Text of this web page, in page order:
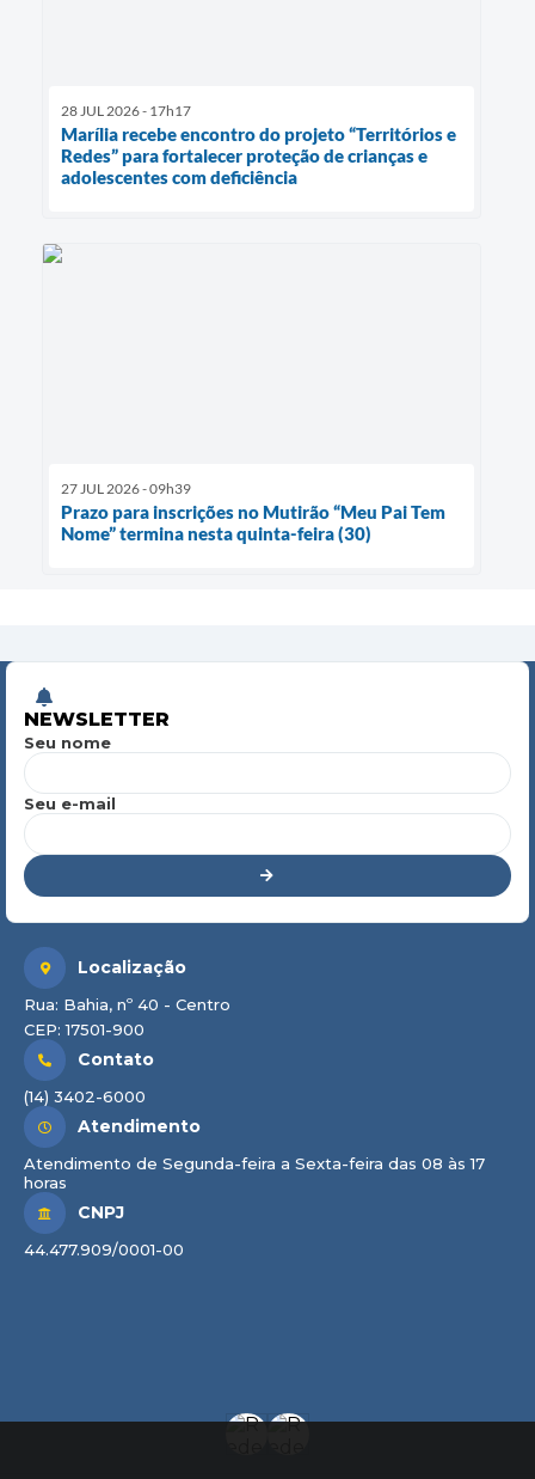
28 JUL 2026 - 17h17
Marília recebe encontro do projeto “Territórios e
Redes” para fortalecer proteção de crianças e
adolescentes com deficiência
27 JUL 2026 - 09h39
Prazo para inscrições no Mutirão “Meu Pai Tem
Nome” termina nesta quinta-feira (30)
NEWSLETTER
Seu nome
Seu e-mail
Localização
Rua: Bahia, nº 40 - Centro
CEP: 17501-900
Contato
(14) 3402-6000
Atendimento
Atendimento de Segunda-feira a Sexta-feira das 08 às 17
horas
CNPJ
44.477.909/0001-00